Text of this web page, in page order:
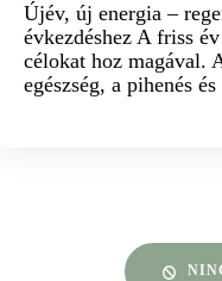
Újév, új energia –
évkezdéshez A friss
célokat hoz magával.
egészség, a pihenés